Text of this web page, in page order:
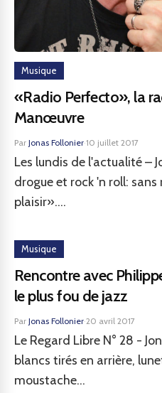
Musique
«Radio Perfecto», la
Manœuvre
Par Jonas Follonier·10 juillet 2017
Les lundis de l'actualité –
drogue et rock 'n roll: sans
plaisir»....
Musique
Rencontre avec
le plus fou de jazz
Par Jonas Follonier·20 avril 2017
Le Regard Libre N° 28 -
blancs tirés en arrière,
moustache...